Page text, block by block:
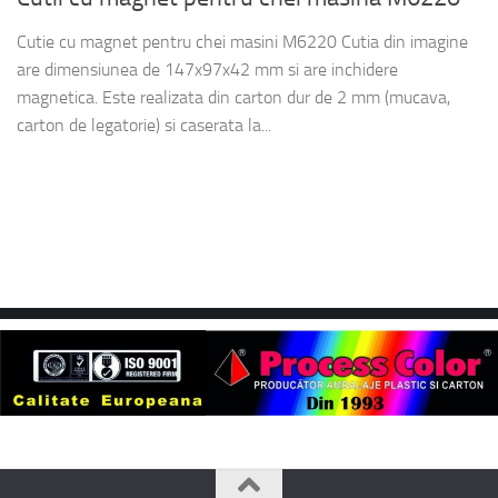
Cutie cu magnet pentru chei masini M6220 Cutia din imagine
are dimensiunea de 147x97x42 mm si are inchidere
magnetica. Este realizata din carton dur de 2 mm (mucava,
carton de legatorie) si caserata la...